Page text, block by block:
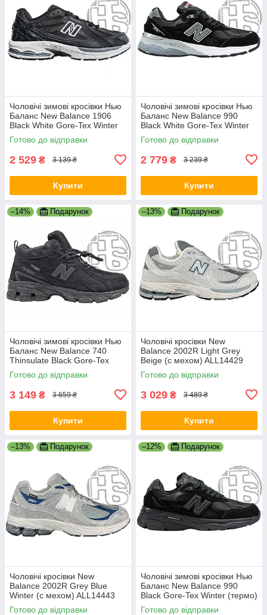
Чоловічі зимові кросівки Нью
Баланс New Balance 1906
Black White Gore-Tex Winter
(на флісі) ALL19037
Готово до відправки
2 529 ₴ 3 139 ₴
Купити
Чоловічі зимові кросівки Нью
Баланс New Balance 990
Black White Gore-Tex Winter
(термо) ALL19012
Готово до відправки
2 779 ₴ 3 239 ₴
Купити
–14% Подарунок
Чоловічі зимові кросівки Нью
Баланс New Balance 740
Thinsulate Black Gore-Tex
Winter (хутро)
Готово до відправки
3 149 ₴ 3 659 ₴
Купити
–13% Подарунок
Чоловічі кросівки New
Balance 2002R Light Grey
Beige (с мехом) ALL14429
Готово до відправки
3 029 ₴ 3 489 ₴
Купити
–13% Подарунок
Чоловічі кросівки New
Balance 2002R Grey Blue
Winter (с мехом) ALL14443
Готово до відправки
–12% Подарунок
Чоловічі зимові кросівки Нью
Баланс New Balance 990
Black Gore-Tex Winter (термо)
ALL19013
Готово до відправки